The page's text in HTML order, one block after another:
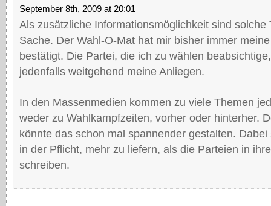
September 8th, 2009 at 20:01
Als zusätzliche Informationsmöglichkeit sind solche
Sache. Der Wahl-O-Mat hat mir bisher immer
bestätigt. Die Partei, die ich zu wählen
jedenfalls weitgehend meine Anliegen.
In den Massenmedien kommen zu viele Themen
weder zu Wahlkampfzeiten, vorher oder hinterher.
könnte das schon mal spannender gestalten.
in der Pflicht, mehr zu liefern, als die Parteien in
schreiben.